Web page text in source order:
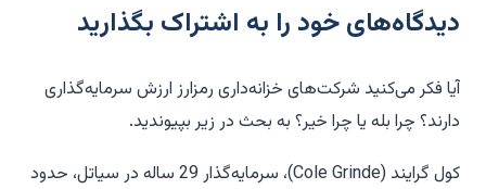
دیدگاه‌های خود را به اشتراک بگذارید
آیا فکر می‌کنید شرکت‌های خزانه‌داری رمزارز ارزش سرمایه‌گذاری
دارند؟ چرا بله یا چرا خیر؟ به بحث در زیر بپیوندید.
کول گرایند (Cole Grinde)، سرمایه‌گذار 29 ساله در سیاتل، حدود